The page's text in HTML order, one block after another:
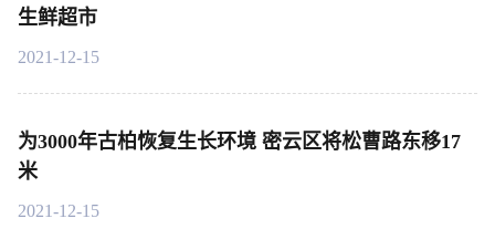
生鲜超市
2021-12-15
为3000年古柏恢复生长环境 密云区将松曹路东移17
米
2021-12-15